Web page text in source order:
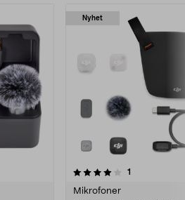
Nyhet
1
Mikrofoner
5.0 av 5 stjärnor